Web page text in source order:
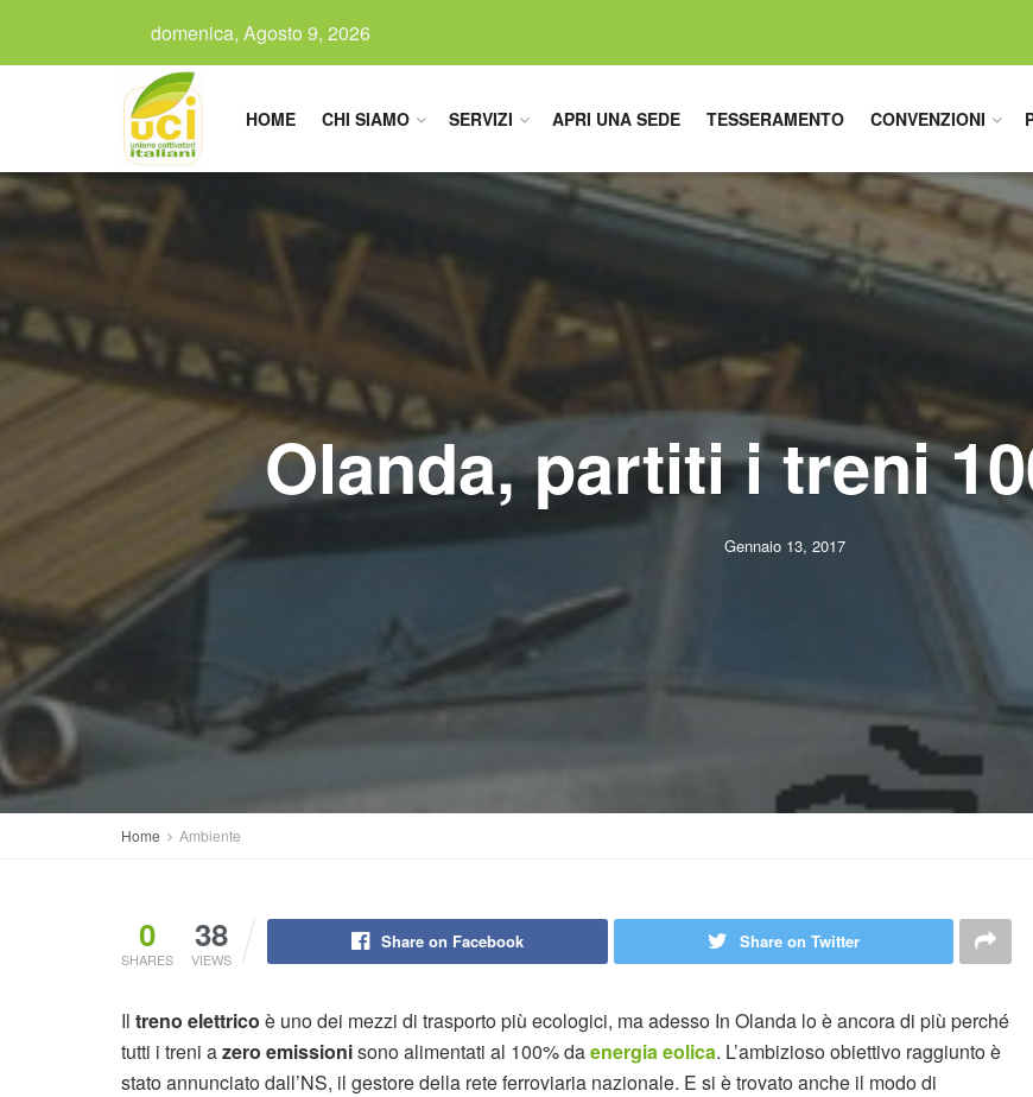
domenica, Agosto 9, 2026
HOME CHI SIAMO SERVIZI APRI UNA SEDE TESSERAMENTO CONVENZIONI
Olanda, partiti i treni
Gennaio 13, 2017
Home Ambiente
0
SHARES
38
VIEWS
Share on Facebook Share on Twitter
Il treno elettrico è uno dei mezzi di trasporto più ecologici, ma adesso In Olanda lo è ancora di più perché
tutti i treni azero emissionisono alimentati al 100% daenergia eolica. L’ambizioso obiettivo raggiunto è
stato annunciato dall’NS, il gestore della rete ferroviaria nazionale. E si è trovato anche il modo di